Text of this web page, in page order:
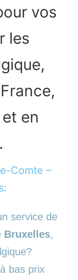
vos
les
en
Comte –
service de
Bruxelles,
bas prix